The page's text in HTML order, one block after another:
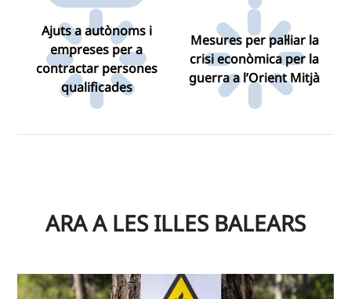
Ajuts a autònoms i
empreses per a
contractar persones
qualificades
Mesures per pal·liar la
crisi econòmica per la
guerra a l’Orient Mitjà
ARA A LES ILLES BALEARS